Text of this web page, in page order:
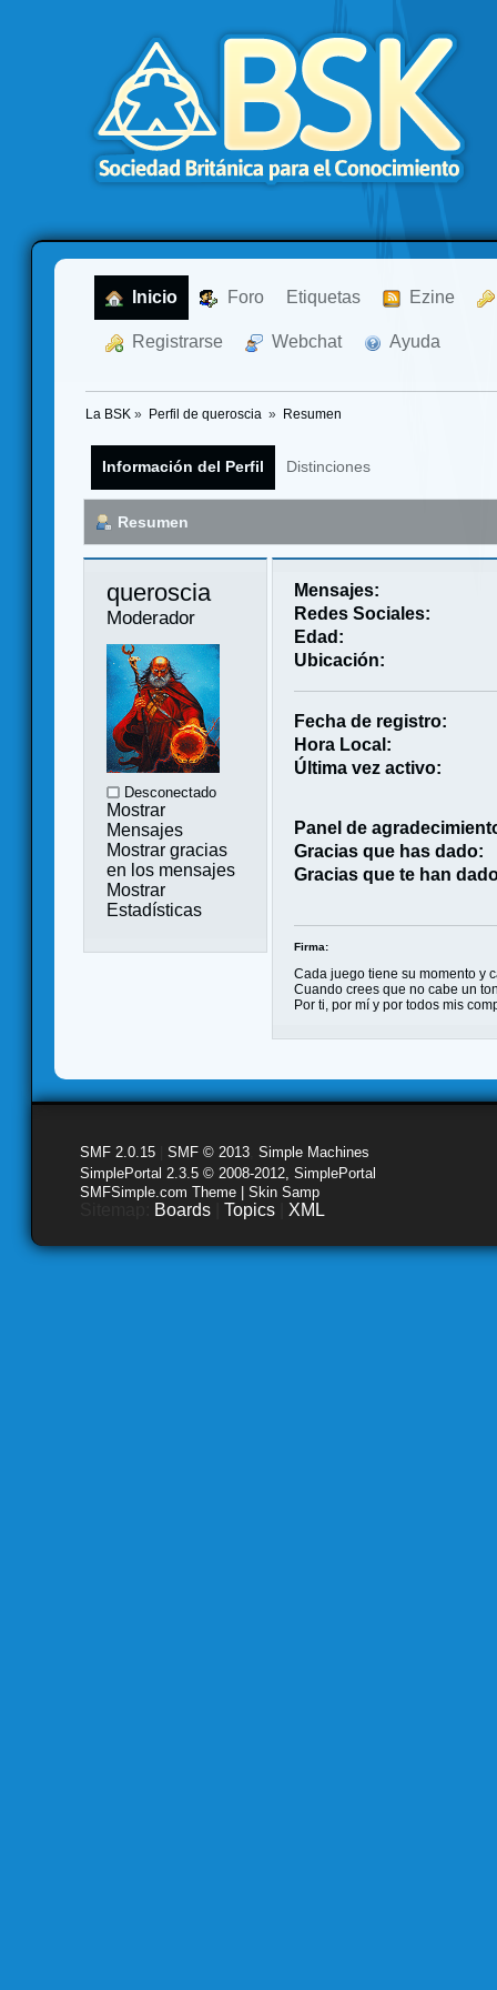
Inicio Foro Etiquetas Ezine
Registrarse Webchat Ayuda
La BSK » Perfil de queroscia » Resumen
Información del Perfil Distinciones
Resumen
queroscia
Moderador
Desconectado
Mostrar
Mensajes
Mostrar gracias
en los mensajes
Mostrar
Estadísticas
Mensajes:
Redes Sociales:
Edad:
Ubicación:
Fecha de registro:
Hora Local:
Última vez activo:
Panel de
Gracias que has dado:
Gracias que te han
Firma:
Cada juego tiene su momento y
Cuando crees que no cabe un
Por ti, por mí y por todos mis
SMF 2.0.15 SMF © 2013 Simple Machines
SimplePortal 2.3.5 © 2008-2012, SimplePortal
SMFSimple.com Theme | Skin Samp
Boards Topics XML